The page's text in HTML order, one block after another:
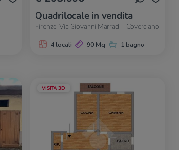
Quadrilocale in vendita
Firenze, Via Giovanni Marradi - Coverciano
4 locali 90 Mq 1 bagno
VISITA 3D